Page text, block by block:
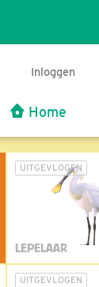
Inloggen
Home
UITGEVLOGEN
LEPELAAR
UITGEVLOGEN